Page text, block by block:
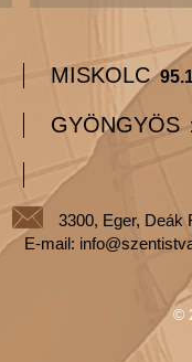
MISKOLC
GYÖNGYÖS
3300, Eger, Deák
E-mail:
©